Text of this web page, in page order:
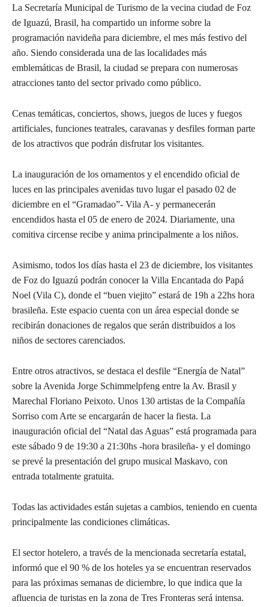
La Secretaría Municipal de Turismo de la vecina ciudad de Foz
de Iguazú, Brasil, ha compartido un informe sobre la
programación navideña para diciembre, el mes más festivo del
año. Siendo considerada una de las localidades más
emblemáticas de Brasil, la ciudad se prepara con numerosas
atracciones tanto del sector privado como público.
Cenas temáticas, conciertos, shows, juegos de luces y fuegos
artificiales, funciones teatrales, caravanas y desfiles forman parte
de los atractivos que podrán disfrutar los visitantes.
La inauguración de los ornamentos y el encendido oficial de
luces en las principales avenidas tuvo lugar el pasado 02 de
diciembre en el “Gramadao”- Vila A- y permanecerán
encendidos hasta el 05 de enero de 2024. Diariamente, una
comitiva circense recibe y anima principalmente a los niños.
Asimismo, todos los días hasta el 23 de diciembre, los visitantes
de Foz do Iguazú podrán conocer la Villa Encantada do Papá
Noel (Vila C), donde el “buen viejito” estará de 19h a 22hs hora
brasileña. Este espacio cuenta con un área especial donde se
recibirán donaciones de regalos que serán distribuidos a los
niños de sectores carenciados.
Entre otros atractivos, se destaca el desfile “Energía de Natal”
sobre la Avenida Jorge Schimmelpfeng entre la Av. Brasil y
Marechal Floriano Peixoto. Unos 130 artistas de la Compañía
Sorriso com Arte se encargarán de hacer la fiesta. La
inauguración oficial del “Natal das Aguas” está programada para
este sábado 9 de 19:30 a 21:30hs -hora brasileña- y el domingo
se prevé la presentación del grupo musical Maskavo, con
entrada totalmente gratuita.
Todas las actividades están sujetas a cambios, teniendo en cuenta
principalmente las condiciones climáticas.
El sector hotelero, a través de la mencionada secretaría estatal,
informó que el 90 % de los hoteles ya se encuentran reservados
para las próximas semanas de diciembre, lo que indica que la
afluencia de turistas en la zona de Tres Fronteras será intensa.